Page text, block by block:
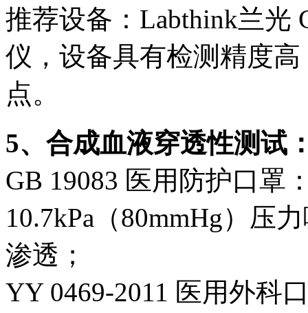
推荐设备：Labthink兰光
仪，设备具有检测精度
点。
5、合成血液穿透性测试
GB 19083 医用防护口罩
10.7kPa（80mmHg）压
渗透；
YY 0469-2011 医用外科